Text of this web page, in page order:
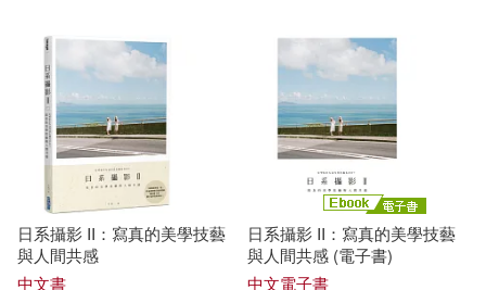
日系攝影 II：寫真的美學技藝
與人間共感
中文書
日系攝影 II：寫真的美學技藝
與人間共感 (電子書)
中文電子書